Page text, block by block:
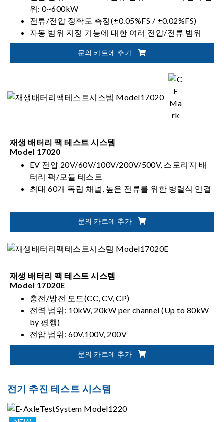
위: 0~600kW
전류/전압 정확도 측정(±0.05%FS / ±0.02%FS)
자동 범위 지정 기능에 대한 여러 전압/전류 범위
배터리 테스트(IEC, ISO, UL, GB/T 등)에 대한 국제
문의 카트에 추가
재생 배터리 팩 테스트 시스템
Model 17020
EV 전압 20V/60V/100V/200V/500V, 스토리지 배
터리 팩/모듈 테스트
최대 60개 독립 채널, 높은 전류를 위한 병렬식 연결
문의 카트에 추가
재생 배터리 팩 테스트 시스템
Model 17020E
충전/방전 모드(CC, CV, CP)
전력 범위: 10kW, 20kW per channel (Up to 80kW
by 평행)
전압 범위: 60V,100V, 200V
전류 범위: 180A, 100A per channel (Up to 800A by
문의 카트에 추가
전기 추진 테스트 시스템